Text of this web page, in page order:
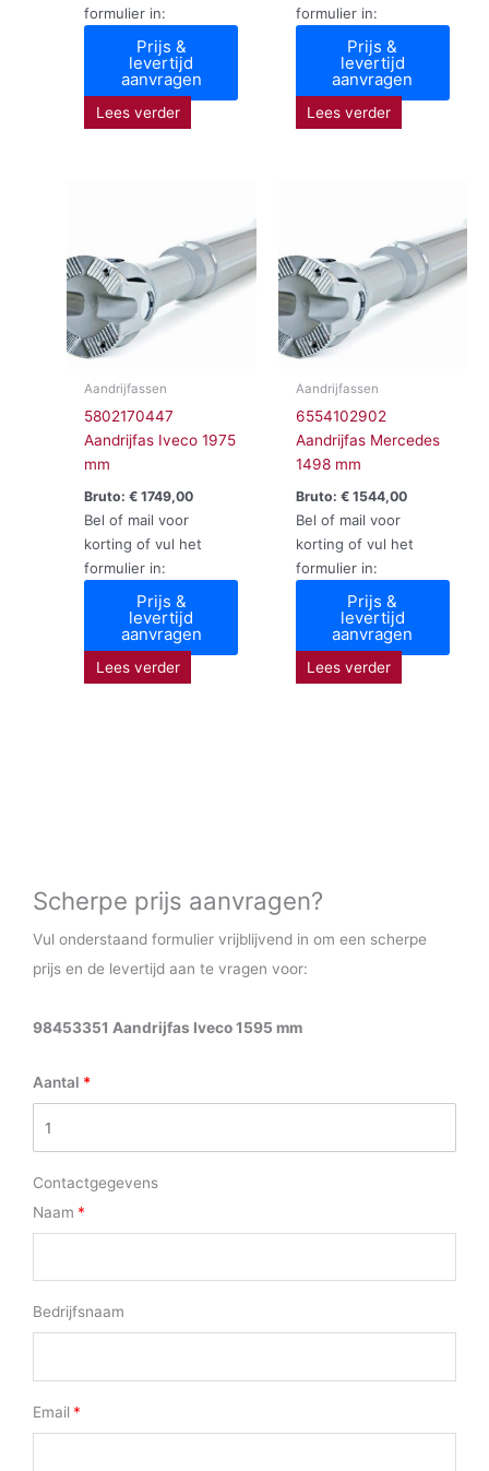
formulier in:
Prijs &
levertijd
aanvragen
Lees verder
formulier in:
Prijs &
levertijd
aanvragen
Lees verder
Aandrijfassen
5802170447
Aandrijfas Iveco 1975
mm
Bruto:€ 1749,00
Bel of mail voor
korting of vul het
formulier in:
Prijs &
levertijd
aanvragen
Lees verder
Aandrijfassen
6554102902
Aandrijfas Mercedes
1498 mm
Bruto: €1544,00
Bel of mail voor
korting of vul het
formulier in:
Prijs &
levertijd
aanvragen
Lees verder
Scherpe prijs aanvragen?
Vul onderstaand formulier vrijblijvend in om een scherpe
prijs en de levertijd aan te vragen voor:
98453351 Aandrijfas Iveco 1595 mm
Aantal
Contactgegevens
Naam
Bedrijfsnaam
Email